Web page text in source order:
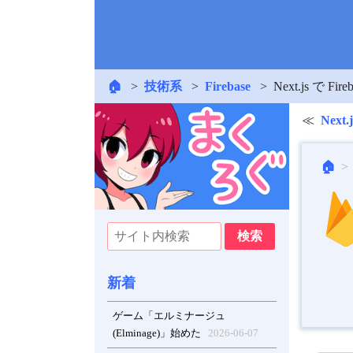
🏠 技術系 Firebase Next.js で
新着
ゲーム「エルミナージュ
(Elminage)」始めた
2026-06-07
🏠